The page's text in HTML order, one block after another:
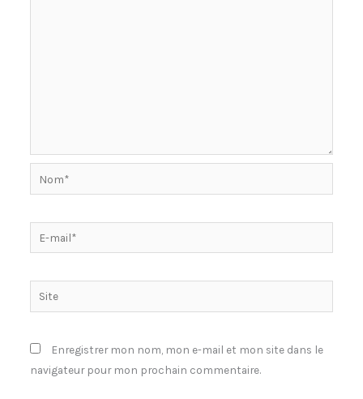
mail*
Site
Enregistrer mon nom, mon e-mail et mon site dans le
navigateur pour mon prochain commentaire.